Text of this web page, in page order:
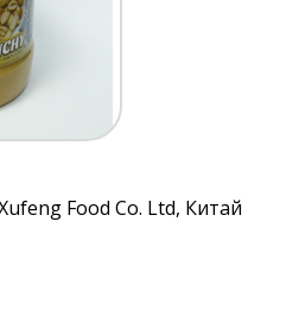
Food Co. Ltd, Китай